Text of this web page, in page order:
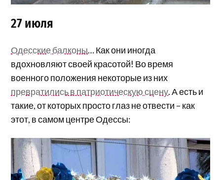
27 июля
Одесские балконы… Как они иногда
вдохновляют своей красотой! Во время
военного положения некоторые из них
превратились в патриотическую сцену. А есть и
такие, от которых просто глаз не отвести – как
этот, в самом центре Одессы: